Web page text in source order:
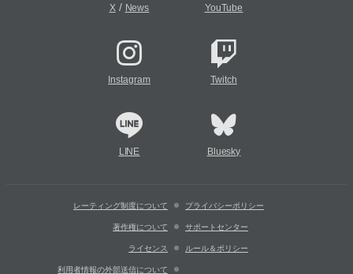
X/ News YouTube
Instagram Twitch
LINE Bluesky
レーティング制度について プライバシーポリシー
著作権について サポートセンター
ライセンス ルール＆ポリシー
利用者情報の外部送信について